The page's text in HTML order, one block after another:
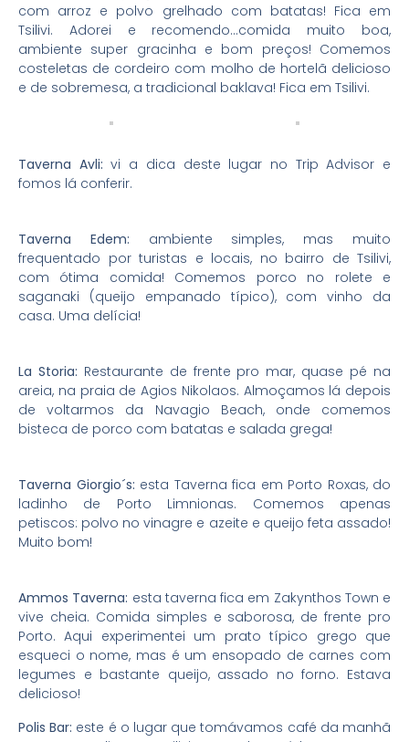
com arroz e polvo grelhado com batatas! Fica em
Tsilivi. Adorei e recomendo…comida muito boa,
ambiente super gracinha e bom preços! Comemos
costeletas de cordeiro com molho de hortelã delicioso
e de sobremesa, a tradicional baklava! Fica em Tsilivi.
Taverna Avli: vi a dica deste lugar no Trip Advisor e
fomos lá conferir.
Taverna Edem: ambiente simples, mas muito
frequentado por turistas e locais, no bairro de Tsilivi,
com ótima comida! Comemos porco no rolete e
saganaki (queijo empanado típico), com vinho da
casa. Uma delícia!
La Storia: Restaurante de frente pro mar, quase pé na
areia, na praia de Agios Nikolaos. Almoçamos lá depois
de voltarmos da Navagio Beach, onde comemos
bisteca de porco com batatas e salada grega!
Taverna Giorgio´s: esta Taverna fica em Porto Roxas, do
ladinho de Porto Limnionas. Comemos apenas
petiscos: polvo no vinagre e azeite e queijo feta assado!
Muito bom!
Ammos Taverna: esta taverna fica em Zakynthos Town e
vive cheia. Comida simples e saborosa, de frente pro
Porto. Aqui experimentei um prato típico grego que
esqueci o nome, mas é um ensopado de carnes com
legumes e bastante queijo, assado no forno. Estava
delicioso!
Polis Bar: este é o lugar que tomávamos café da manhã